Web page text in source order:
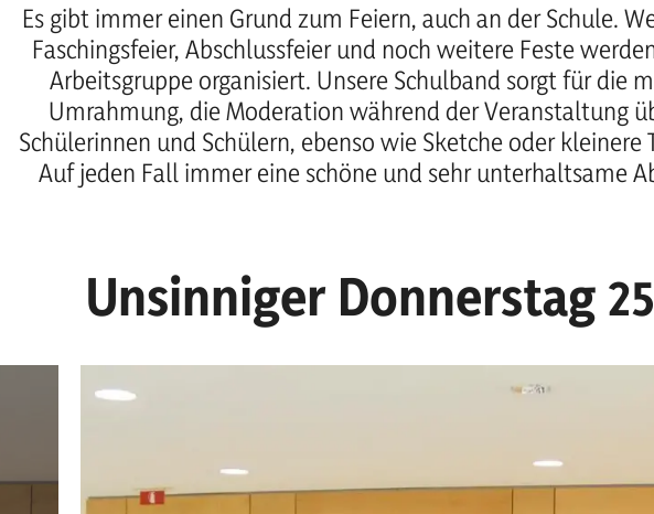
Es gibt immer einen Grund zum Feiern, auch an der Schule.
Faschingsfeier, Abschlussfeier und noch weitere Feste
Arbeitsgruppe organisiert. Unsere Schulband sorgt für die
Umrahmung, die Moderation während der Veranstaltung
Schülerinnen und Schülern, ebenso wie Sketche oder kleinere
Auf jeden Fall immer eine schöne und sehr unterhaltsame
Unsinniger Donnerstag